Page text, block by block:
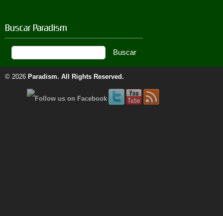
Buscar Paradism
© 2026 Paradism. All Rights Reserved.